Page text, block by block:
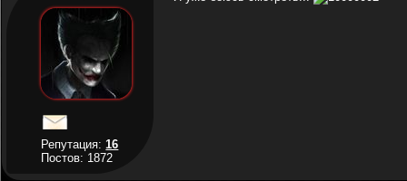
Репутация:16
Постов: 1872